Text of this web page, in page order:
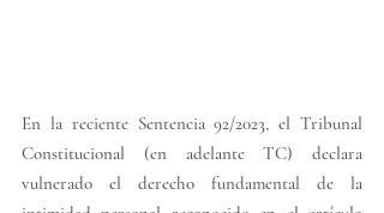
En la reciente Sentencia 92/2023, el Tribunal
Constitucional (en adelante TC) declara
vulnerado el derecho fundamental de la